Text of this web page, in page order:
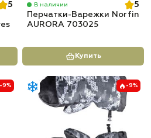
5
В наличии
5
Перчатки-Варежки Norfin
AURORA 703025
Купить
-9% -9%